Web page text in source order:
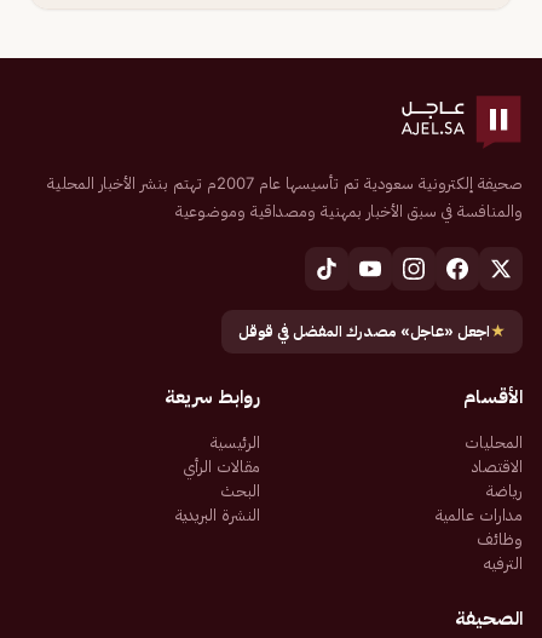
صحيفة إلكترونية سعودية تم تأسيسها عام 2007م تهتم بنشر الأخبار المحلية
والمنافسة في سبق الأخبار بمهنية ومصداقية وموضوعية
★اجعل «عاجل» مصدرك المفضل في قوقل
الأقسام
المحليات
الاقتصاد
رياضة
مدارات عالمية
وظائف
الترفيه
روابط سريعة
الرئيسية
مقالات الرأي
البحث
النشرة البريدية
الصحيفة